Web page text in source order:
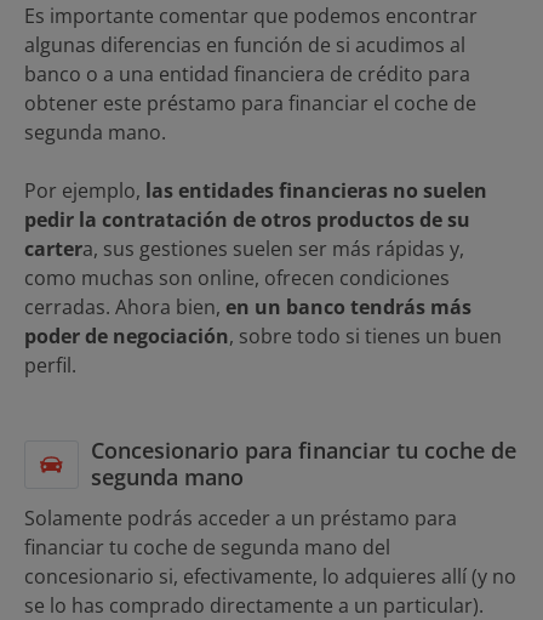
Es importante comentar que podemos encontrar
algunas diferencias en función de si acudimos al
banco o a una entidad financiera de crédito para
obtener este préstamo para financiar el coche de
segunda mano.
Por ejemplo, las entidades financieras no suelen
pedir la contratación de otros productos de su
cartera, sus gestiones suelen ser más rápidas y,
como muchas son online, ofrecen condiciones
cerradas. Ahora bien, en un banco tendrás más
poder de negociación, sobre todo si tienes un buen
perfil.
Concesionario para financiar tu coche de
segunda mano
Solamente podrás acceder a un préstamo para
financiar tu coche de segunda mano del
concesionario si, efectivamente, lo adquieres allí (y no
se lo has comprado directamente a un particular).